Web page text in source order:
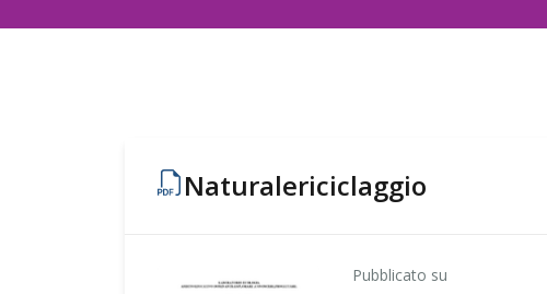
Naturalericiclaggio
Pubblicato su